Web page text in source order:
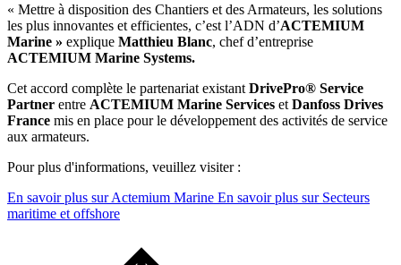
« Mettre à disposition des Chantiers et des Armateurs, les solutions
les plus innovantes et efficientes, c’est l’ADN d’ACTEMIUM
Marine » explique Matthieu Blanc, chef d’entreprise
ACTEMIUM Marine Systems.
Cet accord complète le partenariat existant DrivePro® Service
Partner entre ACTEMIUM Marine Services et Danfoss Drives
France mis en place pour le développement des activités de service
aux armateurs.
Pour plus d'informations, veuillez visiter :
En savoir plus sur Actemium Marine En savoir plus sur Secteurs
maritime et offshore